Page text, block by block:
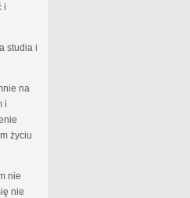
i
studia i
na
i
życiu
nie
nie